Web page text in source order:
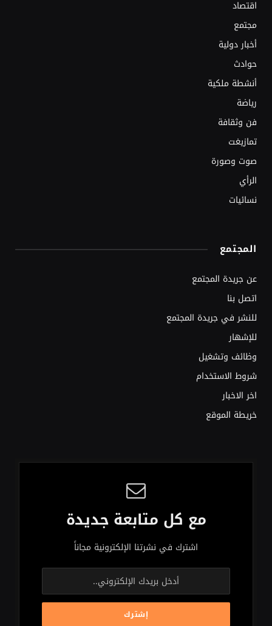
اقتصاد
مجتمع
أخبار دولية
حوادث
أنشطة ملكية
رياضة
فن وثقافة
تمازيغت
صوت وصورة
الرأي
نسائيات
المجتمع
عن جريدة المجتمع
اتصل بنا
للنشر في جريدة المجتمع
للإشهار
وظائف وتشغيل
شروط الاستخدام
اخر الاخبار
خريطة الموقع
مع كل متابعة جديدة
اشترك في نشرتنا الإلكترونية مجاناً